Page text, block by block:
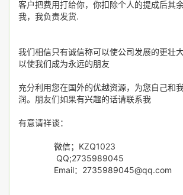
客户把费用打给你，你扣除个人的提成后其
我，我负责发货.
我们相信只有诚信称可以使公司发展的更壮
以使我们成为永远的朋友
充分利用您在国外的优越资源，为您自己和
润。朋友们如果有兴趣的话请联系我
有意请祥谈：
微信；KZQ1023
QQ;2735989045
Email：2735989045@qq.com